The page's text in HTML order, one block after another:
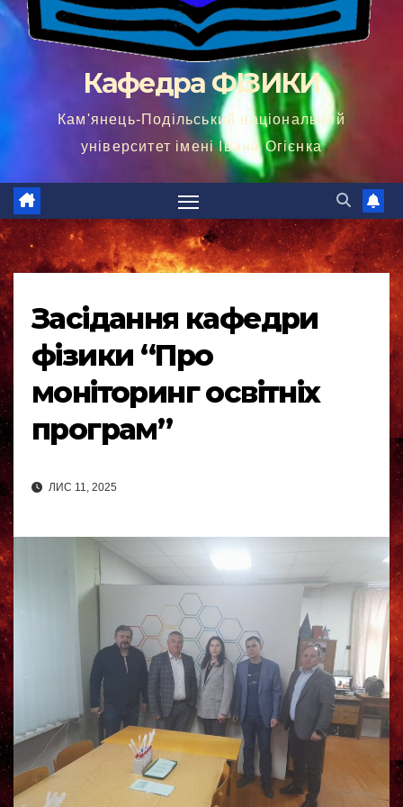
Кафедра ФІЗИКИ
Кам'янець-Подільський національний
університет імені Івана Огієнка
Засідання кафедри
фізики “Про
моніторинг освітніх
програм”
ЛИС 11, 2025